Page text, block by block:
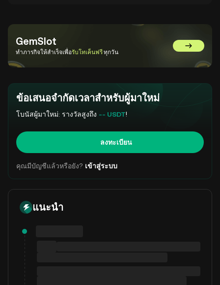
GemSlot
ทำภารกิจให้สำเร็จเพื่อรับโทเค็นฟรีทุกวัน ไปที่
ข้อเสนอจำกัดเวลาสำหรับผู้มาใหม่
โบนัสผู้มาใหม่: รางวัลสูงถึง -- USDT!
ลงทะเบียน
คุณมีบัญชีแล้วหรือยัง? เข้าสู่ระบบ
แนะนำ